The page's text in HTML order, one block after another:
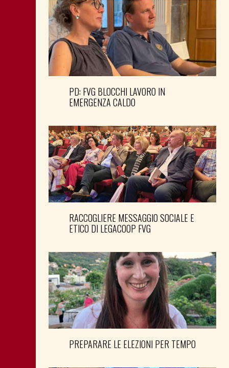
PD: FVG BLOCCHI LAVORO IN
EMERGENZA CALDO
RACCOGLIERE MESSAGGIO SOCIALE E
ETICO DI LEGACOOP FVG
PREPARARE LE ELEZIONI PER TEMPO